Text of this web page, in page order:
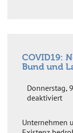
COVID19:
Bund und
Donnerstag,
deaktiviertfür
–
Unternehmen